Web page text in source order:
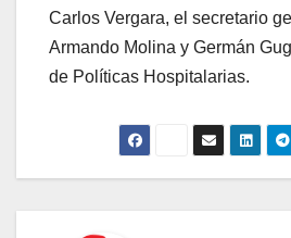
Carlos Vergara, el secretario
Armando Molina y Germán
de Políticas Hospitalarias.